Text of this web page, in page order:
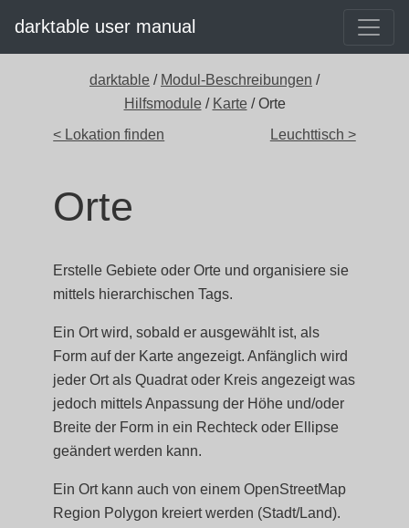
darktable user manual
darktable / Modul-Beschreibungen /
Hilfsmodule / Karte / Orte
< Lokation finden
Leuchttisch >
Orte
Erstelle Gebiete oder Orte und organisiere sie
mittels hierarchischen Tags.
Ein Ort wird, sobald er ausgewählt ist, als
Form auf der Karte angezeigt. Anfänglich wird
jeder Ort als Quadrat oder Kreis angezeigt was
jedoch mittels Anpassung der Höhe und/oder
Breite der Form in ein Rechteck oder Ellipse
geändert werden kann.
Ein Ort kann auch von einem OpenStreetMap
Region Polygon kreiert werden (Stadt/Land).